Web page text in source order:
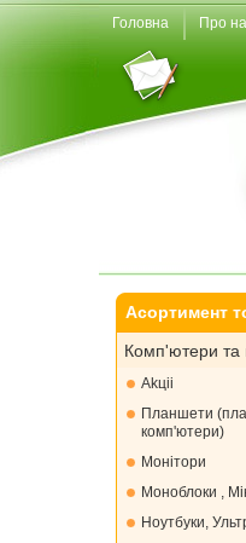
Головна Про
Асортимент
Комп'ютери та
Akціі
Планшети
комп'ютери)
Монiтори
Моноблоки ,
Ноутбуки,